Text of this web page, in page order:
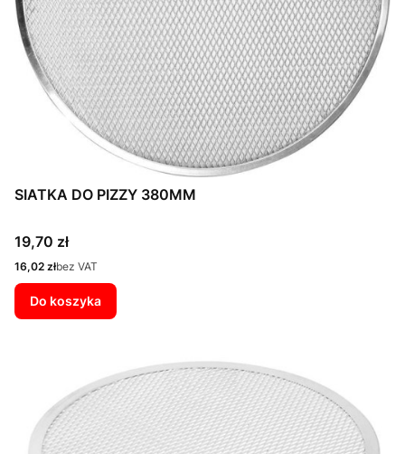
SIATKA DO PIZZY 380MM
Cena
19,70 zł
Cena
16,02 złbez VAT
Do koszyka